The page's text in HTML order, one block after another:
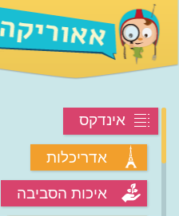
אינדקס
אדריכלות
איכות הסביבה